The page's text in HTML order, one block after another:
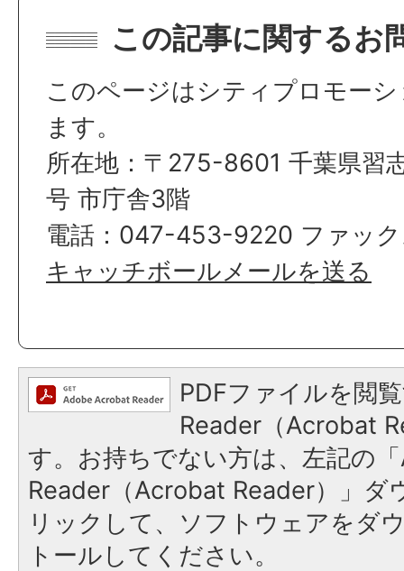
この記事に関するお
このページはシティプロモー
ます。
所在地：〒275-8601 千葉県習
号 市庁舎3階
電話：047-453-9220 ファッ
キャッチボールメールを送る
PDFファイルを閲
Reader（Acrobat
す。お持ちでない方は、左記の
Reader（Acrobat Reader）」ダ
リックして、ソフトウェアをダ
トールしてください。